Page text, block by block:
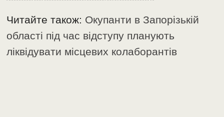
Читайте також: Окупанти в Запорізькій
області під час відступу планують
ліквідувати місцевих колаборантів